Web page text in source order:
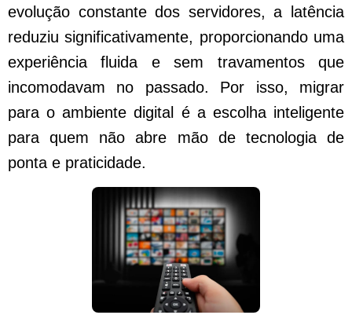
evolução constante dos servidores, a latência
reduziu significativamente, proporcionando uma
experiência fluida e sem travamentos que
incomodavam no passado. Por isso, migrar
para o ambiente digital é a escolha inteligente
para quem não abre mão de tecnologia de
ponta e praticidade.